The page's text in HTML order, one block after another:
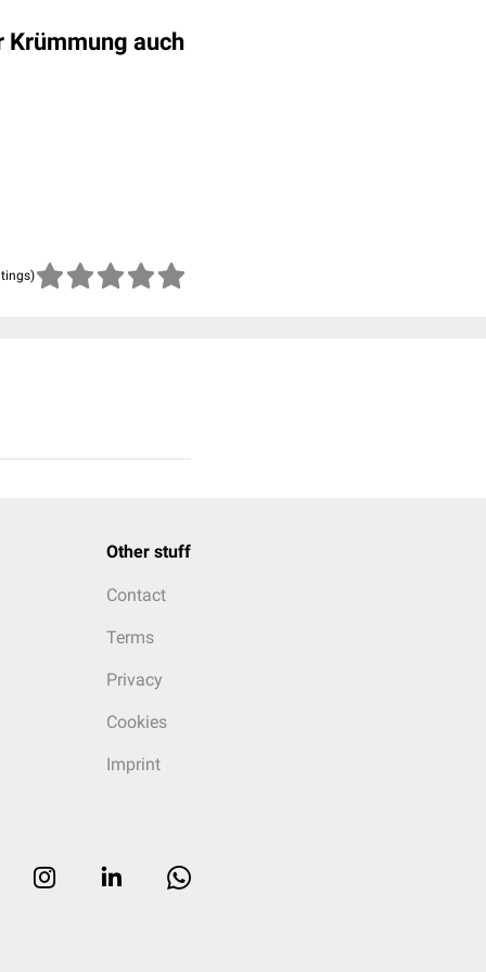
Krümmung auch
Other stuff
Contact
Terms
Privacy
Cookies
Imprint